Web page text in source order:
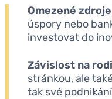
Omezené
úspory nebo
investovat do
Závislost na
stránkou, ale
tak své